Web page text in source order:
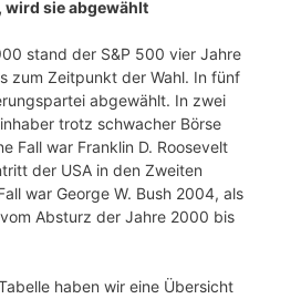
sie abgewählt
stand der S&P 500 vier Jahre
zum Zeitpunkt der Wahl. In fünf
abgewählt. In zwei
trotz schwacher Börse
Fall war Franklin D. Roosevelt
der USA in den Zweiten
war George W. Bush 2004, als
Absturz der Jahre 2000 bis
haben wir eine Übersicht